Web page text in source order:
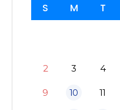
S M T
2 3 4
9 10 11